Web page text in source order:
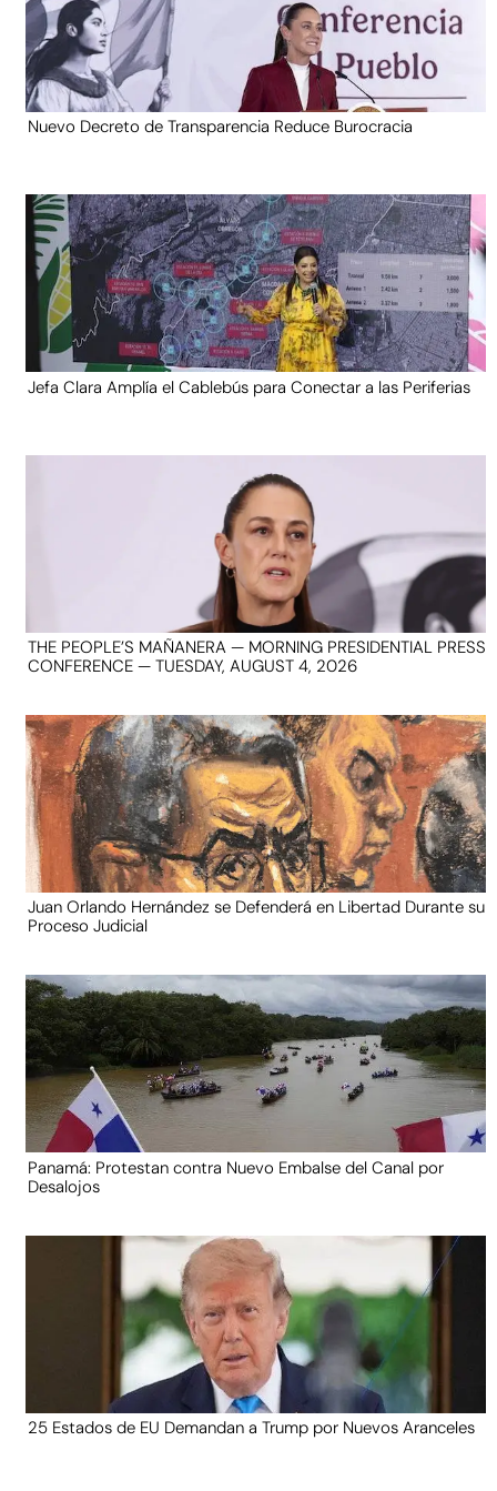
Nuevo Decreto de Transparencia Reduce Burocracia
Jefa Clara Amplía el Cablebús para Conectar a las Periferias
THE PEOPLE’S MAÑANERA — MORNING PRESIDENTIAL PRESS
CONFERENCE — TUESDAY, AUGUST 4, 2026
Juan Orlando Hernández se Defenderá en Libertad Durante su
Proceso Judicial
Panamá: Protestan contra Nuevo Embalse del Canal por
Desalojos
25 Estados de EU Demandan a Trump por Nuevos Aranceles